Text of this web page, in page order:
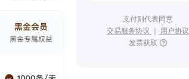
支付则代表同意
交易服务协议 ｜ 用户协议
发票获取